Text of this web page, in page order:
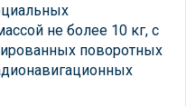
не более 10 кг, с
поворотных